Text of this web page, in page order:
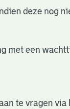
deze nog
met een
te vragen